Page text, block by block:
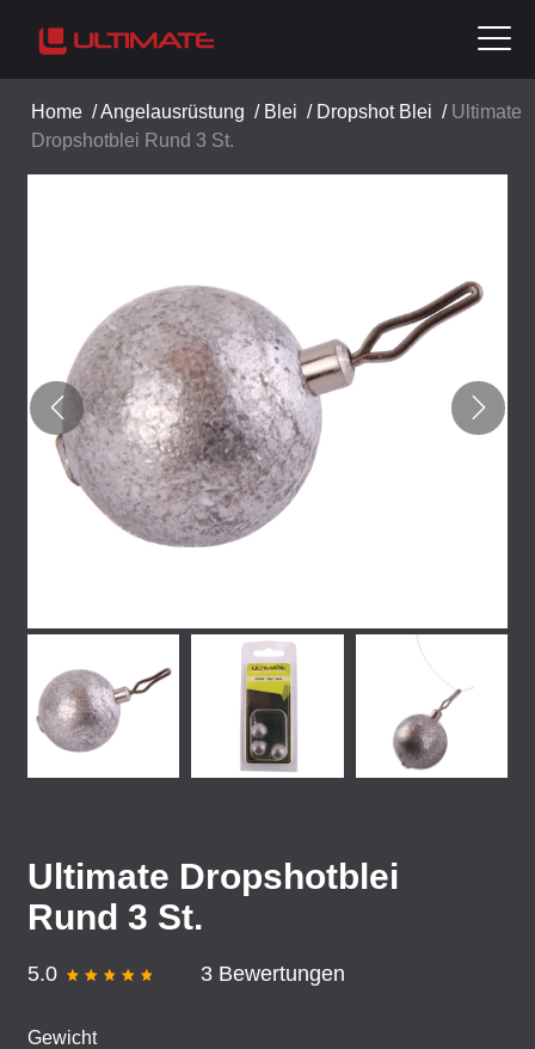
Home /Angelausrüstung / Blei / Dropshot Blei / Ultimate
Dropshotblei Rund 3 St.
Ultimate Dropshotblei
Rund 3 St.
5.0 3 Bewertungen
Gewicht